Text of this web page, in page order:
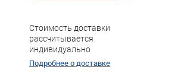
Стоимость доставки
рассчитывается
индивидуально
Подробнее о доставке